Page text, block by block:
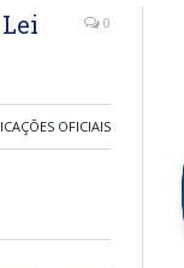
0
OFICIAIS